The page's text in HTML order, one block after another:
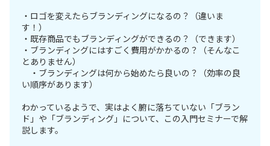
・ロゴを変えたらブランディングになるの？（違いま
す！）
・既存商品でもブランディングができるの？（できます）
・ブランディングにはすごく費用がかかるの？（そんなこ
とありません）
・ブランディングは何から始めたら良いの？（効率の良
い順序があります）
わかっているようで、実はよく腑に落ちていない「ブラン
ド」や「ブランディング」について、この入門セミナーで解
説します。